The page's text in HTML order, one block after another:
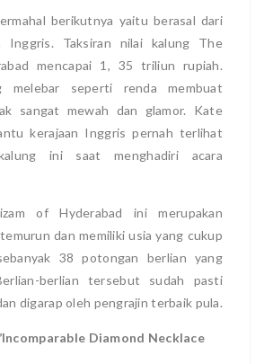
berikutnya yaitu berasal dari
Inggris. Taksiran nilai kalung The
mencapai 1, 35 triliun rupiah.
melebar seperti renda membuat
sangat mewah dan glamor. Kate
kerajaan Inggris pernah terlihat
ini saat menghadiri acara
of Hyderabad ini merupakan
dan memiliki usia yang cukup
38 potongan berlian yang
berlian tersebut sudah pasti
digarap oleh pengrajin terbaik pula.
Diamond Necklace